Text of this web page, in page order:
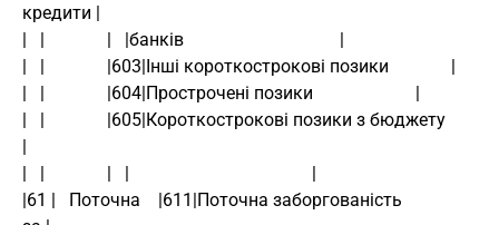
кредити |
|   |              |   |банків                                   |
|   |              |603|Інші короткострокові позики              |
|   |              |604|Прострочені позики                       |
|   |              |605|Короткострокові позики з бюджету
|
|   |              |   |                                         |
|61 |   Поточна    |611|Поточна заборгованість